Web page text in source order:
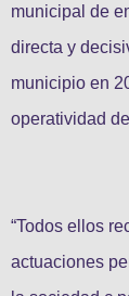
municipal de
directa y
municipio en
operatividad
“Todos ellos
actuaciones